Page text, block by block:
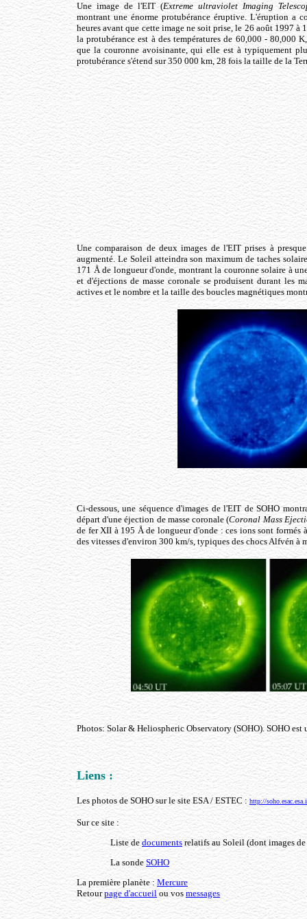
Une image de l'EIT (Extreme ultraviolet Imaging
montrant une énorme protubérance éruptive. L'éruption a
heures avant que cette image ne soit prise, le 26 août 1997 à
la protubérance est à des températures de 60,000 - 80,000
que la couronne avoisinante, qui elle est à typiquement
protubérance s'étend sur 350 000 km, 28 fois la taille de la
Une comparaison de deux images de l'EIT prises à
augmenté. Le Soleil atteindra son maximum de taches
171 Å de longueur d'onde, montrant la couronne solaire à
et d'éjections de masse coronale se produisent durant les
actives et le nombre et la taille des boucles magnétiques
Ci-dessous, une séquence d'images de l'EIT de SOHO
départ d'une éjection de masse coronale (Coronal Mass
de fer XII à 195 Å de longueur d'onde : ces ions sont
des vitesses d'environ 300 km/s, typiques des chocs Alfvén à
Photos: Solar & Heliospheric Observatory (SOHO). SOHO est
Liens :
Les photos de SOHO sur le site ESA / ESTEC : http://
Sur ce site :
Liste de documents relatifs au Soleil (dont images de
La sonde SOHO
La première planète : Mercure
Retourpage d'accueilou vos messages